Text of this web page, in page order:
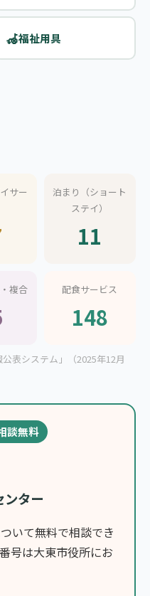
🦽福祉用具
サー
泊まり（ショート
ステイ）
11
複合 配食サービス
148
表システム」（2025年12月
談無料
ンター
いて無料で相談でき
号は大東市役所にお